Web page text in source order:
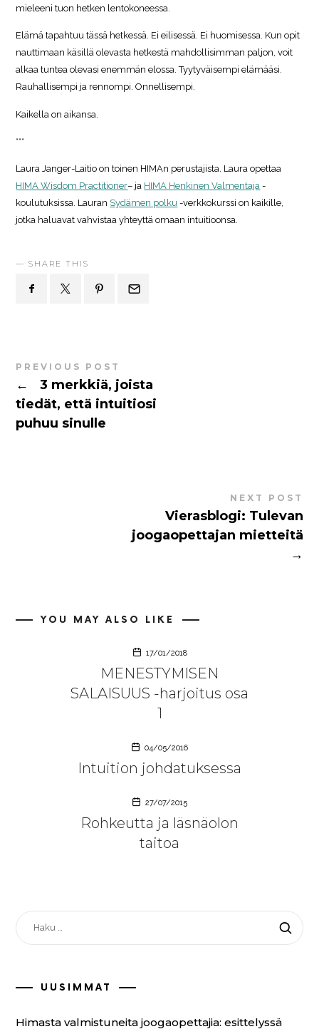
mieleeni tuon hetken lentokoneessa.
Elämä tapahtuu tässä hetkessä. Ei eilisessä. Ei huomisessa. Kun opit
nauttimaan käsillä olevasta hetkestä mahdollisimman paljon, voit
alkaa tuntea olevasi enemmän elossa. Tyytyväisempi elämääsi.
Rauhallisempi ja rennompi. Onnellisempi.
Kaikella on aikansa. ​​​​​​​​​​​​​​
***
Laura Janger-Laitio on toinen HIMAn perustajista. Laura opettaa
HIMA Wisdom Practitioner– ja HIMA Henkinen Valmentaja -
koulutuksissa. Lauran Sydämen polku -verkkokurssi on kaikille,
jotka haluavat vahvistaa yhteyttä omaan intuitioonsa.
SHARE THIS
PREVIOUS POST
←
3 merkkiä, joista
tiedät, että intuitiosi
puhuu sinulle
NEXT POST
Vierasblogi: Tulevan
joogaopettajan mietteitä
→
YOU MAY ALSO LIKE
17/01/2018
MENESTYMISEN
SALAISUUS -harjoitus osa
1
04/05/2016
Intuition johdatuksessa
27/07/2015
Rohkeutta ja läsnäolon
taitoa
HAKU:
UUSIMMAT
Himasta valmistuneita joogaopettajia: esittelyssä